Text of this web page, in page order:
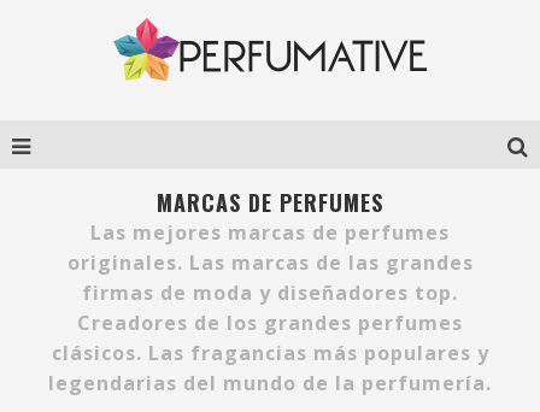
MARCAS DE PERFUMES
Las mejores marcas de perfumes
originales. Las marcas de las grandes
firmas de moda y diseñadores top.
Creadores de los grandes perfumes
clásicos. Las fragancias más populares y
legendarias del mundo de la perfumería.